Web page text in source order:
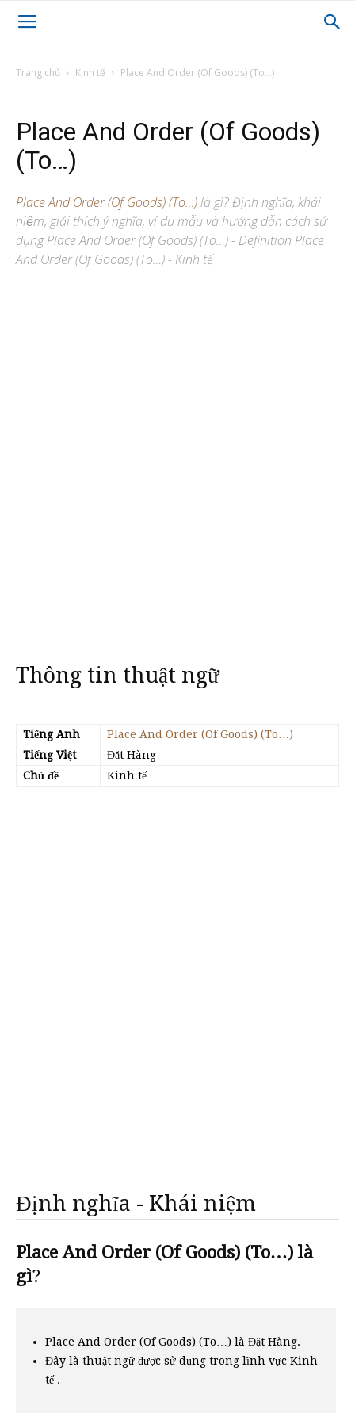
Trang chủ Kinh tế Place And Order (Of Goods) (To…)
Place And Order (Of Goods)
(To…)
Place And Order (Of Goods) (To…)là gì? Định nghĩa, khái
niệm, giải thích ý nghĩa, ví dụ mẫu và hướng dẫn cách sử
dụng Place And Order (Of Goods) (To…) - Definition Place
And Order (Of Goods) (To…) - Kinh tế
Thông tin thuật ngữ
Tiếng Anh
Place And Order (Of Goods) (To…)
Tiếng Việt
Đặt Hàng
Chủ đề
Kinh tế
Định nghĩa - Khái niệm
Place And Order (Of Goods) (To…) là
gì?
Place And Order (Of Goods) (To…) là Đặt Hàng.
Đây là thuật ngữ được sử dụng trong lĩnh vực Kinh
tế .